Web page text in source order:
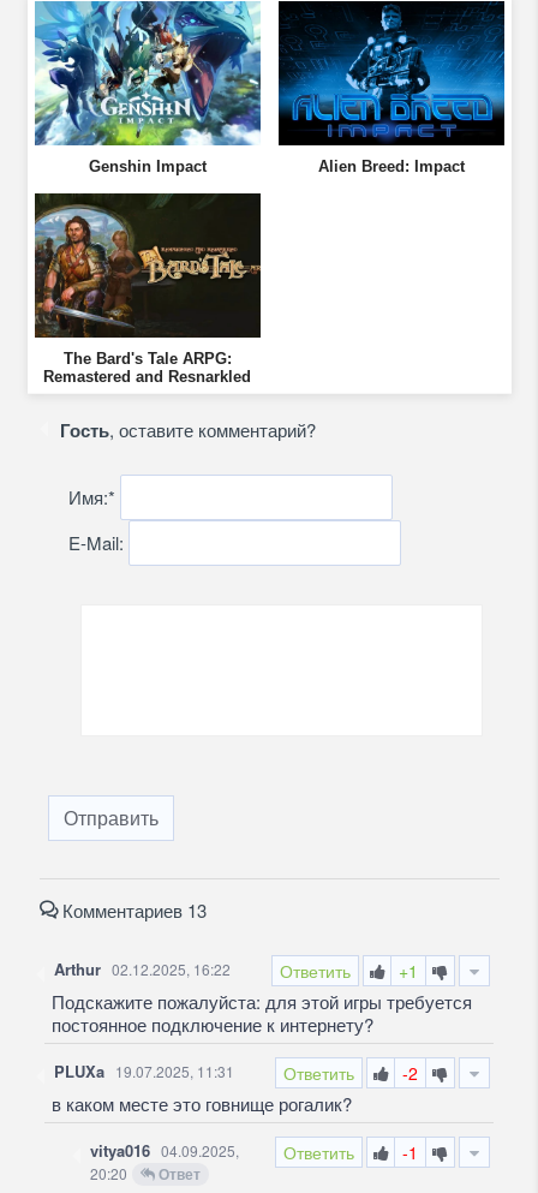
Genshin Impact Alien Breed: Impact
The Bard's Tale ARPG:
Remastered and Resnarkled
Гость, оставите комментарий?
Имя:*
E-Mail:
Отправить
Комментариев 13
Ответить +1
Arthur 02.12.2025, 16:22
Подскажите пожалуйста: для этой игры требуется
постоянное подключение к интернету?
Ответить -2
PLUXa 19.07.2025, 11:31
в каком месте это говнище рогалик?
Ответить -1
vitya016 04.09.2025,
20:20
Ответ